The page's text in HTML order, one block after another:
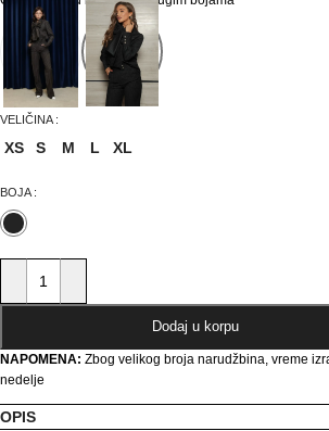
VELIČINA
XS S M L XL
BOJA
Dodaj u korpu
NAPOMENA: Zbog velikog broja narudžbina, vreme
nedelje
OPIS